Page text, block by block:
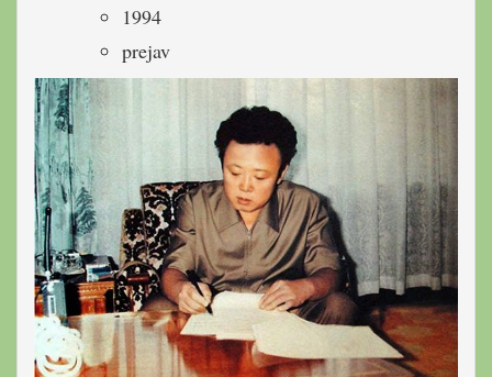
1994
prejav